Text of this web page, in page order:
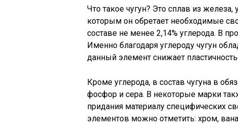
Что такое чугун? Это сплав из
которым он обретает необходимые
составе не менее 2,14% углерода. В
Именно благодаря углероду чугун
данный элемент снижает
Кроме углерода, в состав чугуна в
фосфор и сера. В некоторые марки
придания материалу специфических
элементов можно отметить: хром,